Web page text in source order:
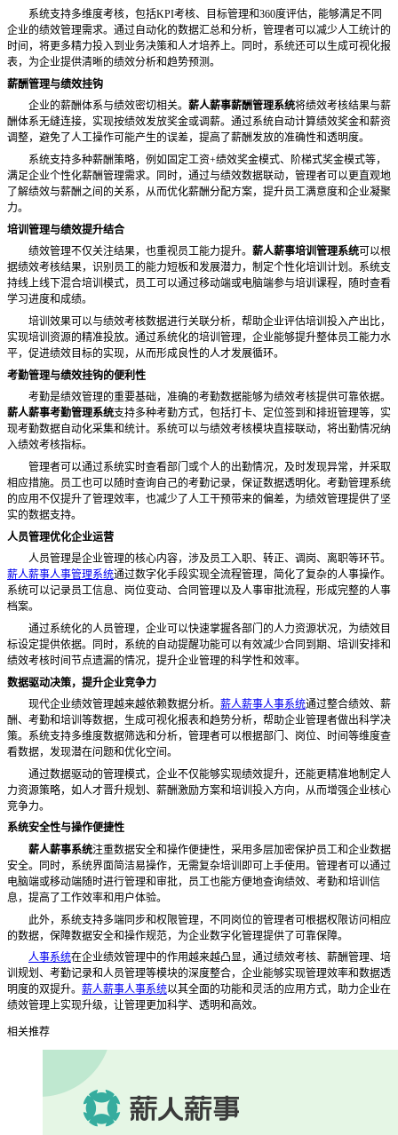
系统支持多维度考核，包括KPI考核、目标管理和360度评估，能够满足不同
企业的绩效管理需求。通过自动化的数据汇总和分析，管理者可以减少人工统计的
时间，将更多精力投入到业务决策和人才培养上。同时，系统还可以生成可视化报
表，为企业提供清晰的绩效分析和趋势预测。
薪酬管理与绩效挂钩
企业的薪酬体系与绩效密切相关。 薪人薪事薪酬管理系统将绩效考核结果与薪
酬体系无缝连接，实现按绩效发放奖金或调薪。通过系统自动计算绩效奖金和薪资
调整，避免了人工操作可能产生的误差，提高了薪酬发放的准确性和透明度。
系统支持多种薪酬策略，例如固定工资+绩效奖金模式、阶梯式奖金模式等，
满足企业个性化薪酬管理需求。同时，通过与绩效数据联动，管理者可以更直观地
了解绩效与薪酬之间的关系，从而优化薪酬分配方案，提升员工满意度和企业凝聚
力。
培训管理与绩效提升结合
绩效管理不仅关注结果，也重视员工能力提升。 薪人薪事培训管理系统可以根
据绩效考核结果，识别员工的能力短板和发展潜力，制定个性化培训计划。系统支
持线上线下混合培训模式，员工可以通过移动端或电脑端参与培训课程，随时查看
学习进度和成绩。
培训效果可以与绩效考核数据进行关联分析，帮助企业评估培训投入产出比，
实现培训资源的精准投放。通过系统化的培训管理，企业能够提升整体员工能力水
平，促进绩效目标的实现，从而形成良性的人才发展循环。
考勤管理与绩效挂钩的便利性
考勤是绩效管理的重要基础，准确的考勤数据能够为绩效考核提供可靠依据。
薪人薪事考勤管理系统支持多种考勤方式，包括打卡、定位签到和排班管理等，实
现考勤数据自动化采集和统计。系统可以与绩效考核模块直接联动，将出勤情况纳
入绩效考核指标。
管理者可以通过系统实时查看部门或个人的出勤情况，及时发现异常，并采取
相应措施。员工也可以随时查询自己的考勤记录，保证数据透明化。考勤管理系统
的应用不仅提升了管理效率，也减少了人工干预带来的偏差，为绩效管理提供了坚
实的数据支持。
人员管理优化企业运营
人员管理是企业管理的核心内容，涉及员工入职、转正、调岗、离职等环节。
薪人薪事人事管理系统通过数字化手段实现全流程管理，简化了复杂的人事操作。
系统可以记录员工信息、岗位变动、合同管理以及人事审批流程，形成完整的人事
档案。
通过系统化的人员管理，企业可以快速掌握各部门的人力资源状况，为绩效目
标设定提供依据。同时，系统的自动提醒功能可以有效减少合同到期、培训安排和
绩效考核时间节点遗漏的情况，提升企业管理的科学性和效率。
数据驱动决策，提升企业竞争力
现代企业绩效管理越来越依赖数据分析。 薪人薪事人事系统通过整合绩效、薪
酬、考勤和培训等数据，生成可视化报表和趋势分析，帮助企业管理者做出科学决
策。系统支持多维度数据筛选和分析，管理者可以根据部门、岗位、时间等维度查
看数据，发现潜在问题和优化空间。
通过数据驱动的管理模式，企业不仅能够实现绩效提升，还能更精准地制定人
力资源策略，如人才晋升规划、薪酬激励方案和培训投入方向，从而增强企业核心
竞争力。
系统安全性与操作便捷性
薪人薪事系统注重数据安全和操作便捷性，采用多层加密保护员工和企业数据
安全。同时，系统界面简洁易操作，无需复杂培训即可上手使用。管理者可以通过
电脑端或移动端随时进行管理和审批，员工也能方便地查询绩效、考勤和培训信
息，提高了工作效率和用户体验。
此外，系统支持多端同步和权限管理，不同岗位的管理者可根据权限访问相应
的数据，保障数据安全和操作规范，为企业数字化管理提供了可靠保障。
人事系统在企业绩效管理中的作用越来越凸显，通过绩效考核、薪酬管理、培
训规划、考勤记录和人员管理等模块的深度整合，企业能够实现管理效率和数据透
明度的双提升。 薪人薪事人事系统以其全面的功能和灵活的应用方式，助力企业在
绩效管理上实现升级，让管理更加科学、透明和高效。
相关推荐